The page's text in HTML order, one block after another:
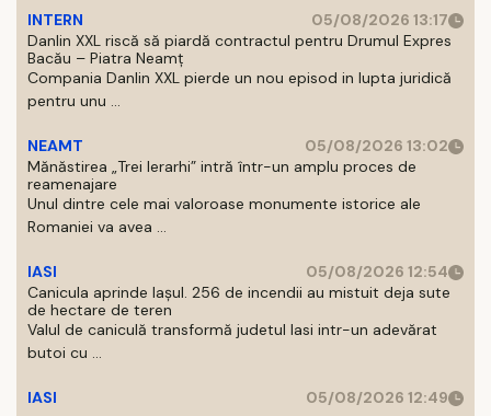
INTERN
05/08/2026 13:17
Danlin XXL riscă să piardă contractul pentru Drumul Expres
Bacău – Piatra Neamț
Compania Danlin XXL pierde un nou episod in lupta juridică
pentru unu ...
NEAMT
05/08/2026 13:02
Mănăstirea „Trei Ierarhi” intră într-un amplu proces de
reamenajare
Unul dintre cele mai valoroase monumente istorice ale
Romaniei va avea ...
IASI
05/08/2026 12:54
Canicula aprinde Iașul. 256 de incendii au mistuit deja sute
de hectare de teren
Valul de caniculă transformă judetul Iasi intr-un adevărat
butoi cu ...
IASI 05/08/2026 12:49